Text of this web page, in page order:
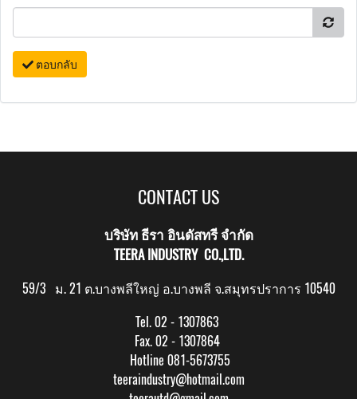
ตอบกลับ
CONTACT US
บริษัท ธีรา อินดัสทรี จำกัด
TEERA INDUSTRY CO.,LTD.
59/3 ม. 21 ต.บางพลีใหญ่ อ.บางพลี จ.สมุทรปราการ 10540
Tel. 02 - 1307863
Fax. 02 - 1307864
Hotline 081-5673755
teeraindustry@hotmail.com